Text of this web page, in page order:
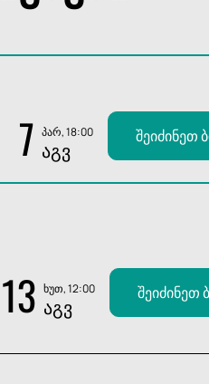
7 პარ, 18:00
ᲐᲒᲕ შეიძინეთ
13 ხუთ, 12:00
ᲐᲒᲕ შეიძინეთ